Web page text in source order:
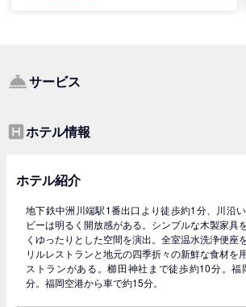
サービス
ホテル情報
ホテル紹介
地下鉄中洲川端駅1番出口より徒歩約1分、川沿
ビーは明るく開放感がある。シンプルな木製家具
くゆったりとした空間を演出。全室温水洗浄便座
リルレストランと地元の四季折々の新鮮な食材を
ストランがある。櫛田神社まで徒歩約10分。
分。福岡空港から車で約15分。